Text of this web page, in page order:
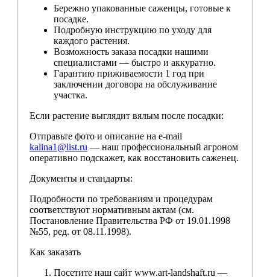
Бережно упакованные саженцы, готовые к
посадке.
Подробную инструкцию по уходу для
каждого растения.
Возможность заказа посадки нашими
специалистами — быстро и аккуратно.
Гарантию приживаемости 1 год при
заключении договора на обслуживание
участка.
Если растение выглядит вялым после посадки:
Отправьте фото и описание на e-mail
kalina1@list.ru — наш профессиональный агроном
оперативно подскажет, как восстановить саженец.
Документы и стандарты:
Подробности по требованиям и процедурам
соответствуют нормативным актам (см.
Постановление Правительства РФ от 19.01.1998
№55, ред. от 08.11.1998).
Как заказать
Посетите наш сайт www.art-landshaft.ru —